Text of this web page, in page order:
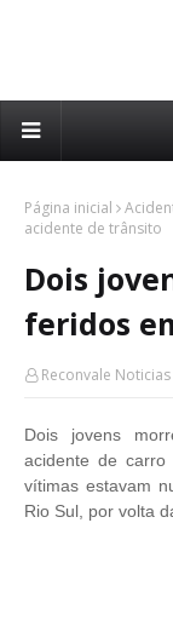
Página inicial
acidente de trânsito
Dois
feridos
Reconvale Noticias
Dois jovens
acidente de
vítimas estavam
Rio Sul, por volta